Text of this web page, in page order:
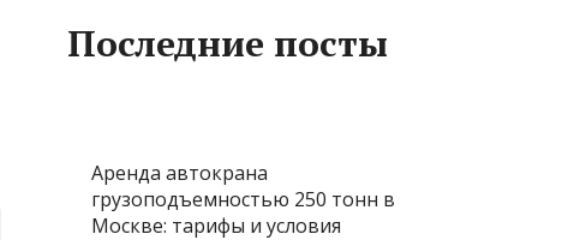
Последние посты
Аренда автокрана
грузоподъемностью 250 тонн в
Москве: тарифы и условия